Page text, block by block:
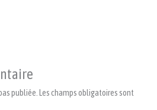
publiée. Les champs obligatoires sont